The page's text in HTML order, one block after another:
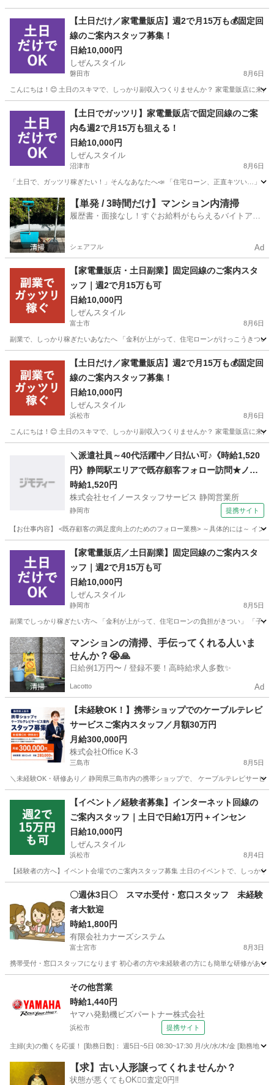
【土日だけ／家電量販店】週2で月15万も💰固定回
線のご案内スタッフ募集！
日給10,000円
しぜんスタイル
磐田市 8月6日
こんにちは！😊 土日のスキマで、しっかり副収入つくりませんか？ 家電量販店に来
家電量販店 スタッフ
【土日でガッツリ】家電量販店で固定回線のご案
内💪週2で月15万も狙える！
日給10,000円
しぜんスタイル
沼津市 8月6日
「土日で、ガッツリ稼ぎたい！」そんなあなたへ📣 「住宅ローン、正直キツい…」
静岡 沼津市 家電量販店 フルコミ
【単発 / 3時間だけ】マンション内清掃
履歴書・面接なし！すぐお給料がもらえるバイトアプ
シェアフル Ad
【家電量販店・土日副業】固定回線のご案内スタ
ッフ｜週2で月15万も可
日給10,000円
しぜんスタイル
富士市 8月6日
副業で、しっかり稼ぎたいあなたへ 「金利が上がって、住宅ローンがけっこうきつ
家電量販店 ネット
【土日だけ／家電量販店】週2で月15万も💰固定回
線のご案内スタッフ募集！
日給10,000円
しぜんスタイル
浜松市 8月6日
こんにちは！😊 土日のスキマで、しっかり副収入つくりませんか？ 家電量販店に来
家電量販店 スタッフ
＼派遣社員～40代活躍中／日払い可♪《時給1,520
円》静岡駅エリアで既存顧客フォロー訪問★ノル
マなし×週3日～OK
時給1,520円
株式会社セイノースタッフサービス 静岡営業所
静岡市 提携サイト
【お仕事内容】 <既存顧客の満足度向上のためのフォロー業務> ～具体的には～ イ
営業
【家電量販店／土日副業】固定回線のご案内スタ
ッフ｜週2で月15万も可
日給10,000円
しぜんスタイル
静岡市 8月5日
副業でしっかり稼ぎたい方へ 「金利が上がって、住宅ローンの負担がきつい」 「子
静岡 静岡市 家電量販店 スタッフ
マンションの清掃、手伝ってくれる人いま
せんか？😭🙏
日給例1万円〜 / 登録不要！高時給求人多数✨
Lacotto Ad
【未経験OK！】携帯ショップでのケーブルテレビ
サービスご案内スタッフ／月額30万円
月給300,000円
株式会社Office K-3
三島市 8月5日
＼未経験OK・研修あり／ 静岡県三島市内の携帯ショップで、 ケーブルテレビサービ
携帯ショップ スタッフ
【イベント／経験者募集】インターネット回線の
ご案内スタッフ｜土日で日給1万円＋インセン
日給10,000円
しぜんスタイル
浜松市 8月4日
【経験者の方へ】イベント会場でのご案内スタッフ募集 土日のイベントで、しっか
家電量販店 スタッフ
〇週休3日〇 スマホ受付・窓口スタッフ 未経験
者大歓迎
時給1,800円
有限会社カナーズシステム
富士宮市 8月3日
携帯受付・窓口スタッフになります 初心者の方や未経験者の方にも簡単な研修があ
携帯ショップ
その他営業
時給1,440円
ヤマハ発動機ビズパートナー株式会社
浜松市 提携サイト
主婦(夫)の働くを応援！ [勤務日数]： 週5日~5日 08:30~17:30 月/火/水/木/金 [勤務地
営業
【求】古い人形譲ってくれませんか？
状態が悪くてもOK🙆‍♀️査定0円‼️